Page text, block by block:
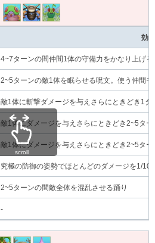
効果
4~7ターンの間仲間1体の守備力をかなり上げる
2~5ターンの敵1体を眠らせる呪文。使う仲間
敵1体に斬撃ダメージを与えさらにときどき1タ
敵1体にダメージを与えさらにときどき2~5ター
敵1体にダメージを与えさらにときどき2~5タ
究極の防御の姿勢でほとんどのダメージを1/
2~5ターンの間敵全体を混乱させる踊り
-
scroll